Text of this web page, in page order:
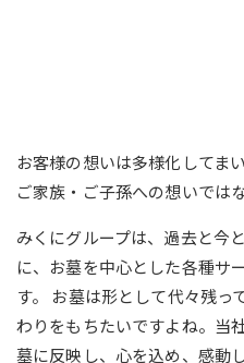
お客様の想いは多様化してま
ご家族・ご子孫への想いでは
みくにグループは、過去と今
に、お墓を中心とした各種サ
す。 お墓は形として代々残っ
わりをもちたいですよね。当
墓に反映し、心を込め、感動